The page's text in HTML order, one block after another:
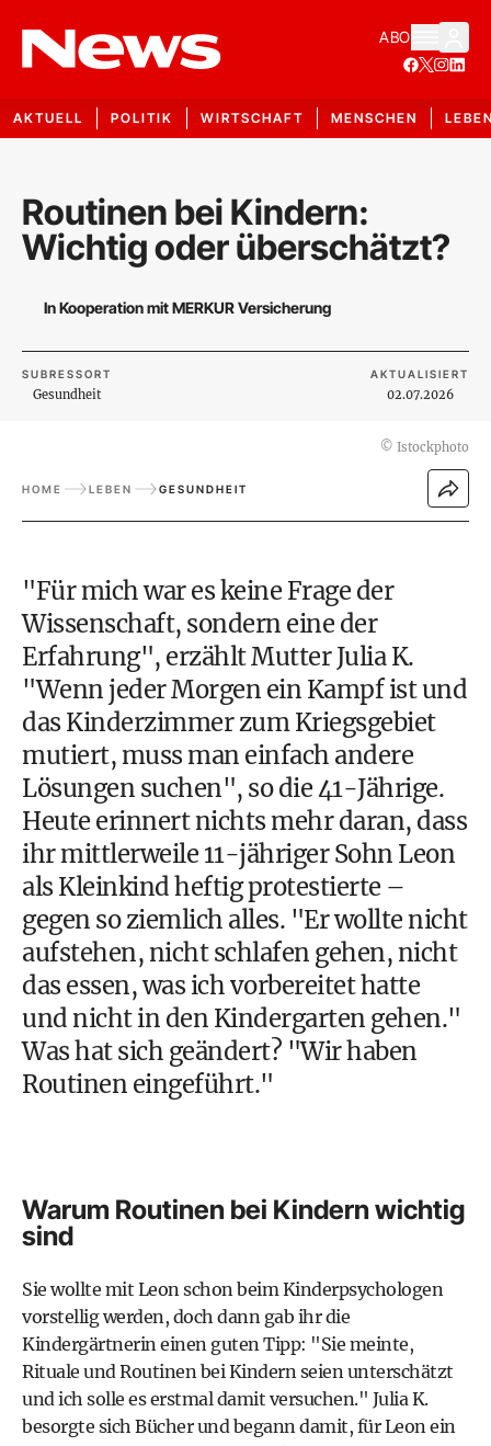
ABO
AKTUELL POLITIK WIRTSCHAFT MENSCHEN
Routinen bei Kindern:
Wichtig oder überschätzt?
In Kooperation mit MERKUR Versicherung
SUBRESSORT
Gesundheit
AKTUALISIERT
02.07.2026
© Istockphoto
HOME LEBEN GESUNDHEIT
"Für mich war es keine Frage der
Wissenschaft, sondern eine der
Erfahrung", erzählt Mutter Julia K.
"Wenn jeder Morgen ein Kampf ist und
das Kinderzimmer zum Kriegsgebiet
mutiert, muss man einfach andere
Lösungen suchen", so die 41-Jährige.
Heute erinnert nichts mehr daran, dass
ihr mittlerweile 11-jähriger Sohn Leon
als Kleinkind heftig protestierte –
gegen so ziemlich alles. "Er wollte nicht
aufstehen, nicht schlafen gehen, nicht
das essen, was ich vorbereitet hatte
und nicht in den Kindergarten gehen."
Was hat sich geändert? "Wir haben
Routinen eingeführt."
Warum Routinen bei Kindern wichtig
sind
Sie wollte mit Leon schon beim Kinderpsychologen
vorstellig werden, doch dann gab ihr die
Kindergärtnerin einen guten Tipp: "Sie meinte,
Rituale und Routinen bei Kindern seien unterschätzt
und ich solle es erstmal damit versuchen." Julia K.
besorgte sich Bücher und begann damit, für Leon ein